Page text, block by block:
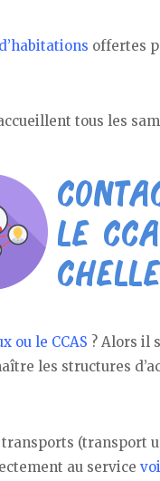
offertes
tous les
ou le CCAS ? Alors il
les structures
(transport
au service